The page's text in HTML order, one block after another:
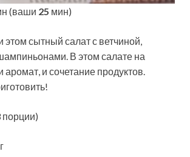
(ваши 25 мин)
сытный салат с ветчиной,
В этом салате на
аромат, и сочетание продуктов.
порции)